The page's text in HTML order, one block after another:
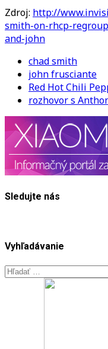
Zdroj: http://
smith-on-rhcp-
and-john
chad smith
john frusciante
Red Hot Chili
rozhovor s
Sledujte nás
Vyhľadávanie
Hľadať: